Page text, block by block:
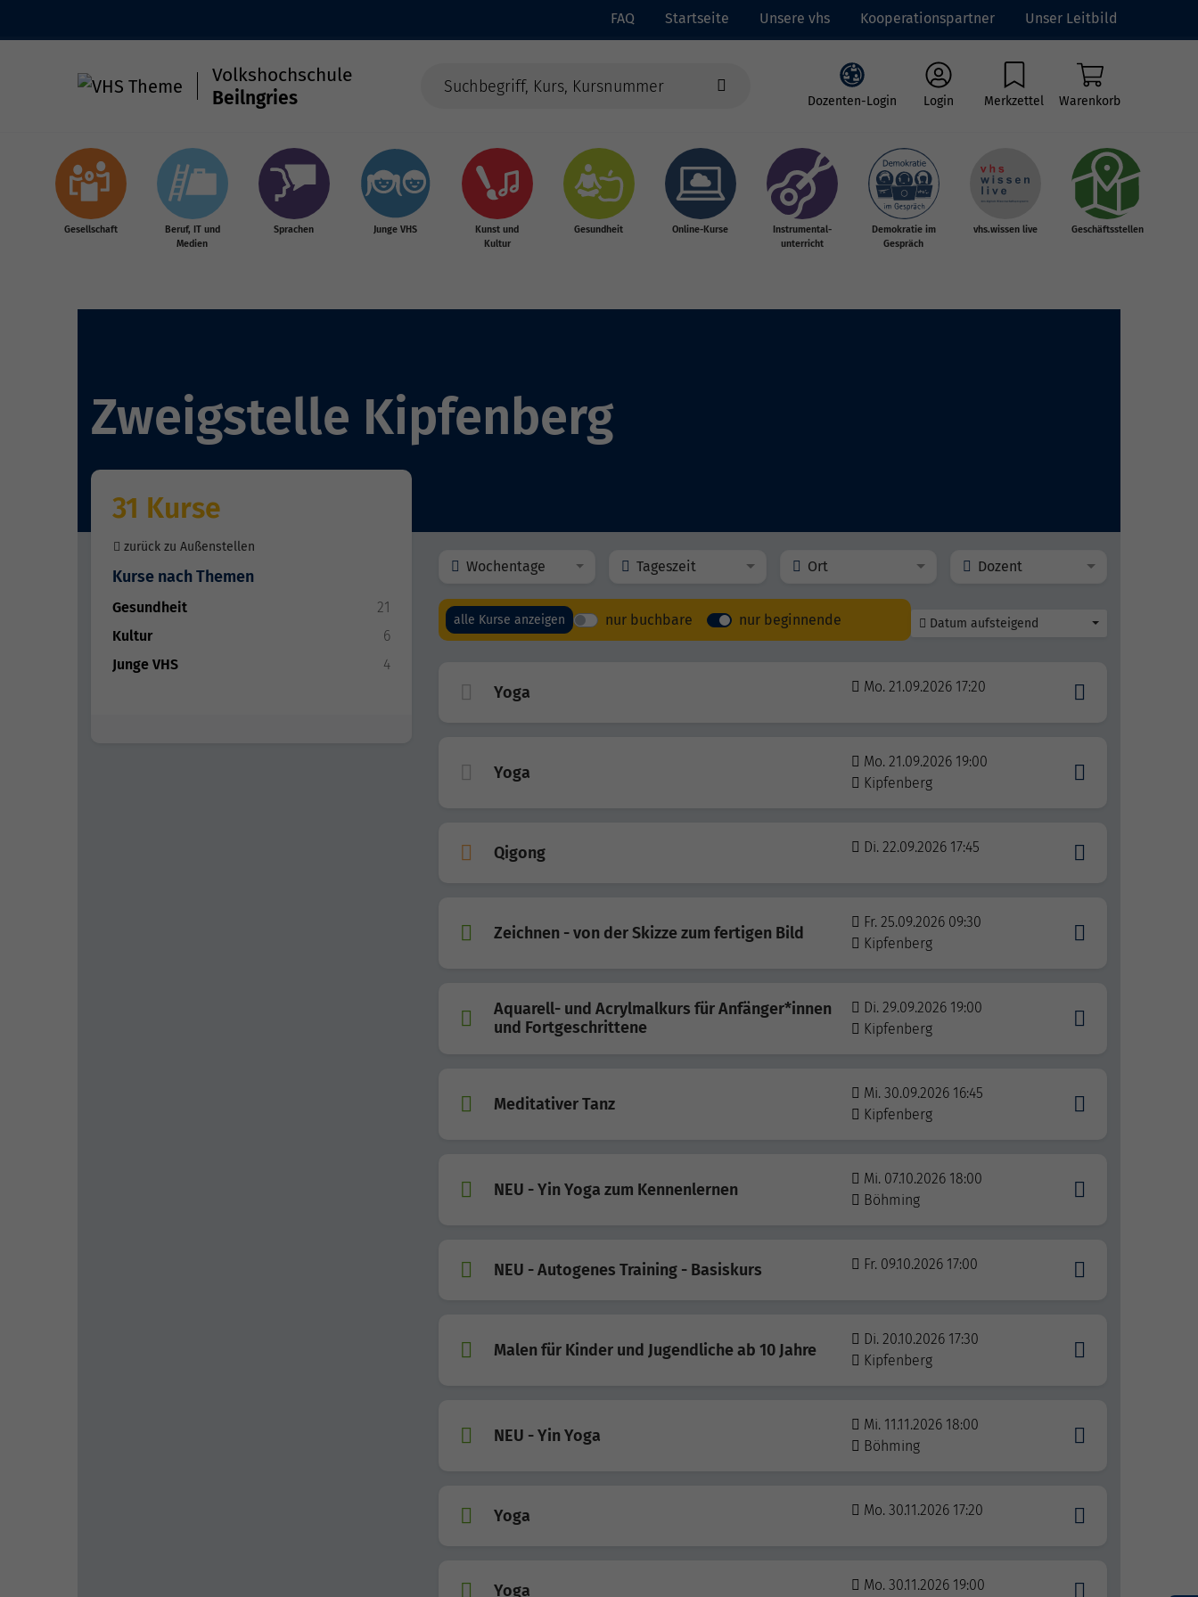
FAQ Startseite Unsere vhs Kooperationspartner Unser Leitbild
Volkshochschule
Beilngries
Dozenten-Login Login Merkzettel Warenkorb
Gesellschaft
Beruf, IT und
Medien
Sprachen Junge VHS
Kunst und
Kultur
Gesundheit Online-Kurse
Instrumental-
unterricht
Demokratie im
Gespräch
vhs.wissen live Geschäftsstellen
Zweigstelle Kipfenberg
31 Kurse
zurück zu Außenstellen
Kurse nach Themen
Gesundheit
21
Kultur
6
Junge VHS
4
Wochentage Tageszeit Ort Dozent
alle Kurse anzeigen nur buchbare nur beginnende Datum aufsteigend
Yoga Mo. 21.09.2026 17:20
Yoga
Mo. 21.09.2026 19:00
Kipfenberg
Qigong Di. 22.09.2026 17:45
Zeichnen - von der Skizze zum fertigen Bild
Fr. 25.09.2026 09:30
Kipfenberg
Aquarell- und Acrylmalkurs für Anfänger*innen
und Fortgeschrittene
Di. 29.09.2026 19:00
Kipfenberg
Meditativer Tanz
Mi. 30.09.2026 16:45
Kipfenberg
NEU - Yin Yoga zum Kennenlernen
Mi. 07.10.2026 18:00
Böhming
NEU - Autogenes Training - Basiskurs Fr. 09.10.2026 17:00
Malen für Kinder und Jugendliche ab 10 Jahre
Di. 20.10.2026 17:30
Kipfenberg
NEU - Yin Yoga
Mi. 11.11.2026 18:00
Böhming
Yoga Mo. 30.11.2026 17:20
Yoga Mo. 30.11.2026 19:00